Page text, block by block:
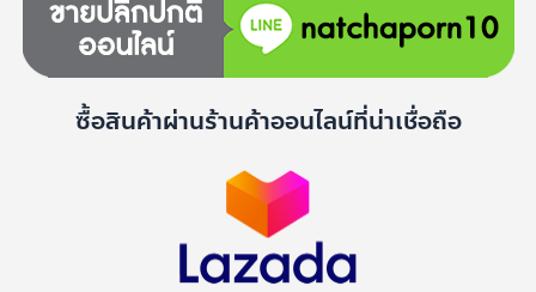
ซื้อสินค้าผ่านร้านค้าออนไลน์ที่น่าเชื่อถือ